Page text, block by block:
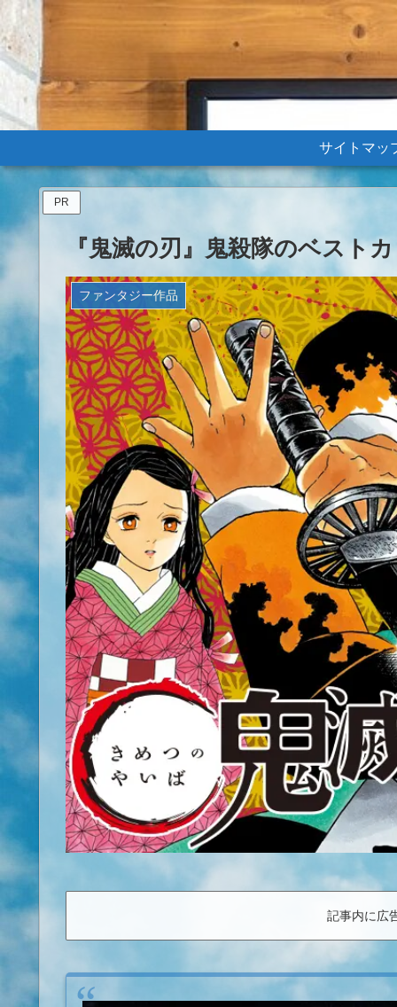
サイトマッ
PR
『鬼滅の刃』鬼殺隊のベスト
ファンタジー作品
記事内に広